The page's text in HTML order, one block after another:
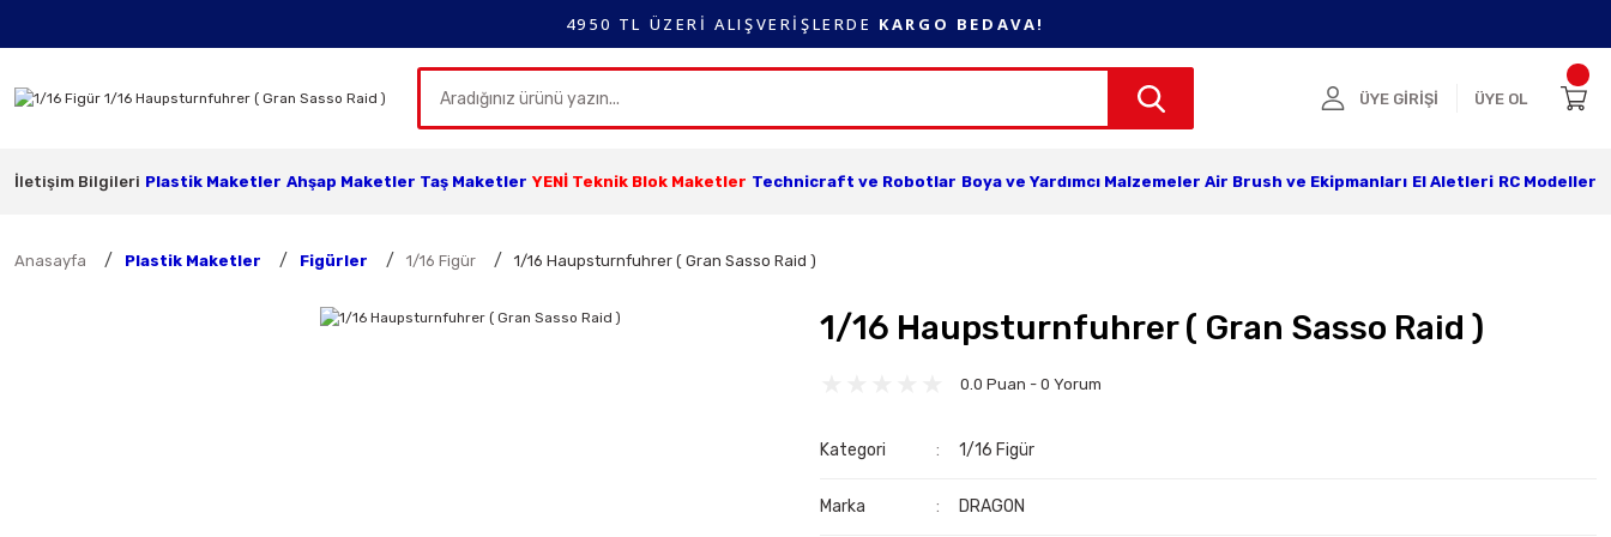
4950 TL ÜZERİ ALIŞVERİŞLERDE KARGO BEDAVA!
ÜYE GİRİŞİ ÜYE OL
İletişim Bilgileri Plastik Maketler Ahşap Maketler Taş Maketler YENİ Teknik Blok Maketler Technicraft ve Robotlar Boya ve Yardımcı Malzemeler Air Brush ve Ekipmanları El Aletleri RC Modeller
Anasayfa Plastik Maketler Figürler 1/16 Figür 1/16 Haupsturnfuhrer ( Gran Sasso Raid )
1/16 Haupsturnfuhrer ( Gran Sasso Raid )
0.0 Puan - 0 Yorum
Kategori 1/16 Figür
Marka DRAGON